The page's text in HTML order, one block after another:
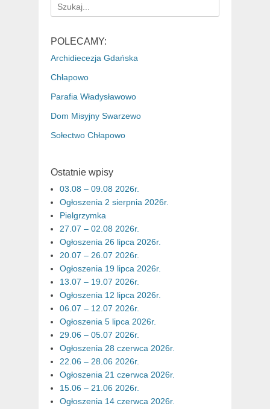
Search
for:
POLECAMY:
Archidiecezja Gdańska
Chłapowo
Parafia Władysławowo
Dom Misyjny Swarzewo
Sołectwo Chłapowo
Ostatnie wpisy
03.08 – 09.08 2026r.
Ogłoszenia 2 sierpnia 2026r.
Pielgrzymka
27.07 – 02.08 2026r.
Ogłoszenia 26 lipca 2026r.
20.07 – 26.07 2026r.
Ogłoszenia 19 lipca 2026r.
13.07 – 19.07 2026r.
Ogłoszenia 12 lipca 2026r.
06.07 – 12.07 2026r.
Ogłoszenia 5 lipca 2026r.
29.06 – 05.07 2026r.
Ogłoszenia 28 czerwca 2026r.
22.06 – 28.06 2026r.
Ogłoszenia 21 czerwca 2026r.
15.06 – 21.06 2026r.
Ogłoszenia 14 czerwca 2026r.